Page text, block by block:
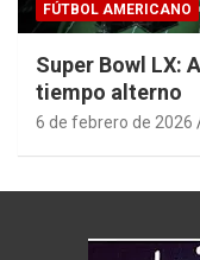
FÚTBOL AMERICANO
Super Bowl LX:
tiempo alterno
6 de febrero de 2026